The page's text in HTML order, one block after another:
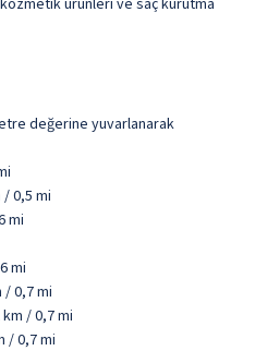
değerine yuvarlanarak
0,5 mi
mi
mi
/ 0,7 mi
/ 0,7 mi
/ 0,7 mi